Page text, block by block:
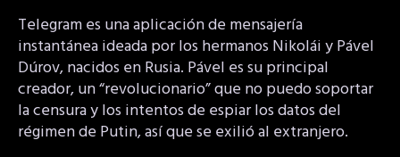
Telegram es una aplicación de mensajería
instantánea ideada por los hermanos Nikolái y Pável
Dúrov, nacidos en Rusia. Pável es su principal
creador, un “revolucionario” que no puedo soportar
la censura y los intentos de espiar los datos del
régimen de Putin, así que se exilió al extranjero.